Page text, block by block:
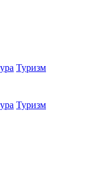
Туризм
Туризм